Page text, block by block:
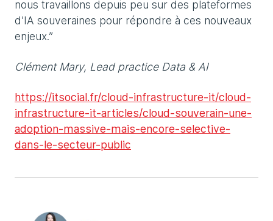
nous travaillons depuis peu sur des plateformes
d'IA souveraines pour répondre à ces nouveaux
enjeux.”
Clément Mary, Lead practice Data & AI
https://itsocial.fr/cloud-infrastructure-it/cloud-
infrastructure-it-articles/cloud-souverain-une-
adoption-massive-mais-encore-selective-
dans-le-secteur-public